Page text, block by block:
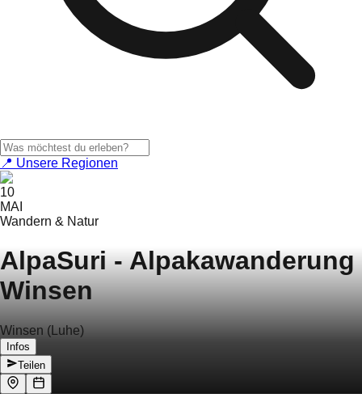
📍 Unsere Regionen
10
MAI
Wandern & Natur
AlpaSuri - Alpakawanderung
Winsen
Winsen (Luhe)
Infos
Teilen